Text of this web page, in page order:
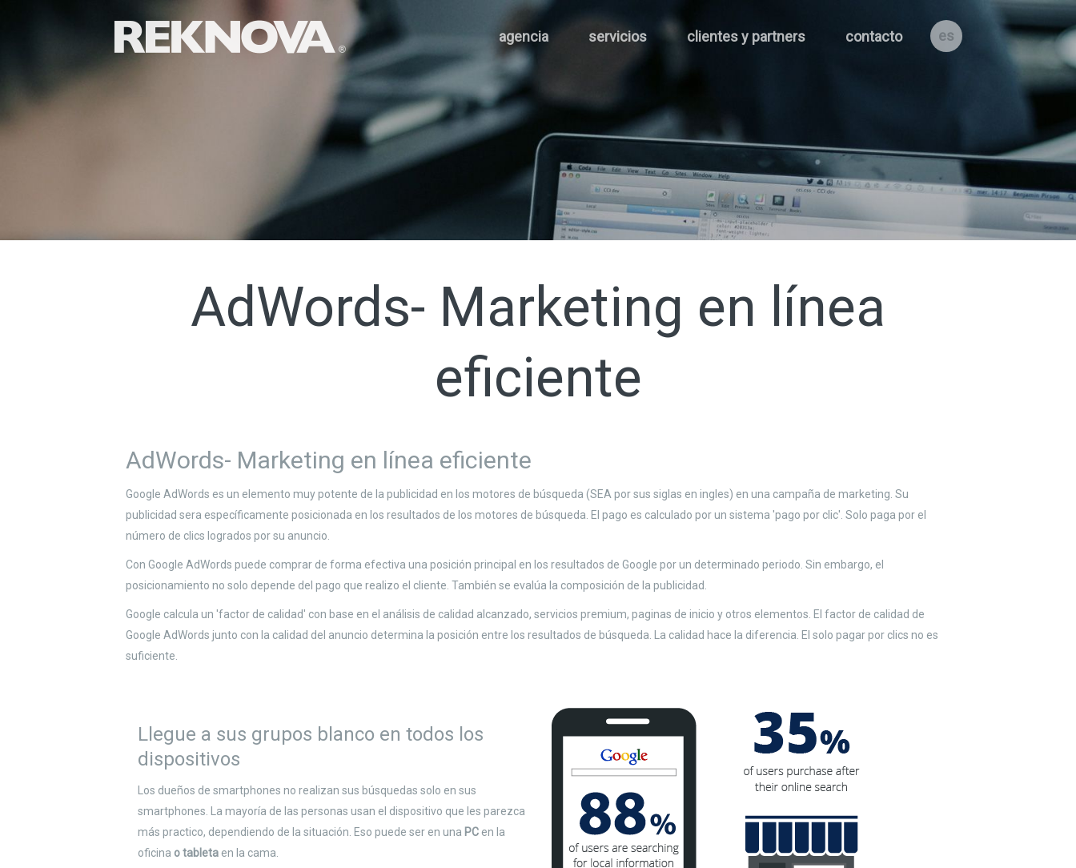
es
agencia servicios clientes y partners contacto
AdWords- Marketing en línea
eficiente
AdWords- Marketing en línea eficiente
Google AdWords es un elemento muy potente de la publicidad en los motores de búsqueda (SEA por sus siglas en ingles) en una campaña de marketing. Su
publicidad sera específicamente posicionada en los resultados de los motores de búsqueda. El pago es calculado por un sistema 'pago por clic'. Solo paga por el
número de clics logrados por su anuncio.
Con Google AdWords puede comprar de forma efectiva una posición principal en los resultados de Google por un determinado periodo. Sin embargo, el
posicionamiento no solo depende del pago que realizo el cliente. También se evalúa la composición de la publicidad.
Google calcula un 'factor de calidad' con base en el análisis de calidad alcanzado, servicios premium, paginas de inicio y otros elementos. El factor de calidad de
Google AdWords junto con la calidad del anuncio determina la posición entre los resultados de búsqueda. La calidad hace la diferencia. El solo pagar por clics no es
suficiente.
Llegue a sus grupos blanco en todos los
dispositivos
Los dueños de smartphones no realizan sus búsquedas solo en sus
smartphones. La mayoría de las personas usan el dispositivo que les parezca
más practico, dependiendo de la situación. Eso puede ser en una PC en la
oficina o tableta en la cama.